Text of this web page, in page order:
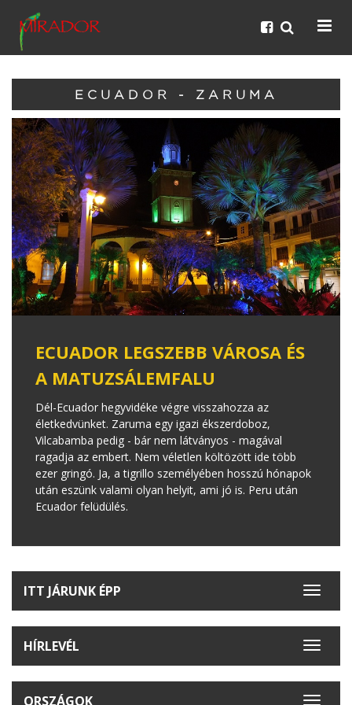
ECUADOR - ZARUMA
ECUADOR LEGSZEBB VÁROSA ÉS
A MATUZSÁLEMFALU
Dél-Ecuador hegyvidéke végre visszahozza az
életkedvünket. Zaruma egy igazi ékszerdoboz,
Vilcabamba pedig - bár nem látványos - magával
ragadja az embert. Nem véletlen költözött ide több
ezer gringó. Ja, a tigrillo személyében hosszú hónapok
után eszünk valami olyan helyit, ami jó is. Peru után
Ecuador felüdülés.
Toggle
ITT JÁRUNK ÉPP
Toggle
HÍRLEVÉL
ORSZÁGOK